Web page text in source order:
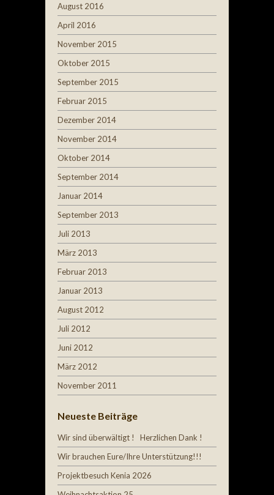
August 2016
April 2016
November 2015
Oktober 2015
September 2015
Februar 2015
Dezember 2014
November 2014
Oktober 2014
September 2014
Januar 2014
September 2013
Juli 2013
März 2013
Februar 2013
Januar 2013
August 2012
Juli 2012
Juni 2012
März 2012
November 2011
Neueste Beiträge
Wir sind überwältigt ! Herzlichen Dank !
Wir brauchen Eure/Ihre Unterstützung!!!
Projektbesuch Kenia 2026